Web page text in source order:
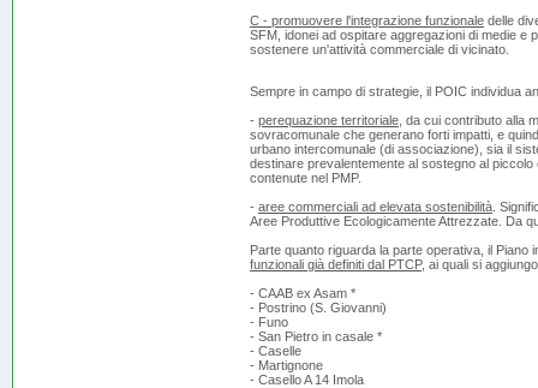
C - promuovere l'integrazione funzionale delle
SFM, idonei ad ospitare aggregazioni di medie
sostenere un'attività commerciale di vicinato.
Sempre in campo di strategie, il POIC individua
- perequazione territoriale , da cui contributo alla
sovracomunale che generano forti impatti, e
urbano intercomunale (di associazione), sia il
destinare prevalentemente al sostegno al
contenute nel PMP.
- aree commerciali ad elevata sostenibilità .
Aree Produttive Ecologicamente Attrezzate. Da
Parte quanto riguarda la parte operativa, il
funzionali già definiti dal PTCP, ai quali si
- CAAB ex Asam *
- Postrino (S. Giovanni)
- Funo
- San Pietro in casale *
- Caselle
- Martignone
- Casello A 14 Imola